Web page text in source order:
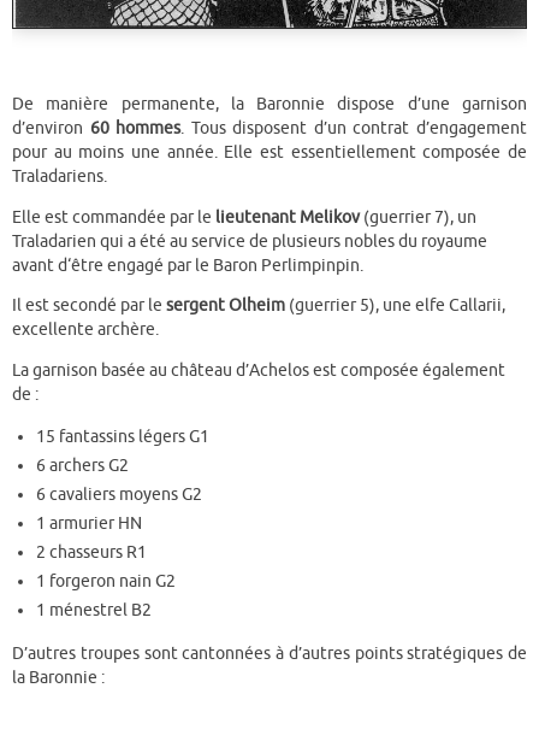
De manière permanente, la Baronnie dispose d’une garnison
d’environ 60 hommes. Tous disposent d’un contrat d’engagement
pour au moins une année. Elle est essentiellement composée de
Traladariens.
Elle est commandée par le lieutenant Melikov(guerrier 7), un
Traladarien qui a été au service de plusieurs nobles du royaume
avant d‘être engagé par le Baron Perlimpinpin.
Il est secondé par le sergent Olheim (guerrier 5), une elfe Callarii,
excellente archère.
La garnison basée au château d’Achelos est composée également
de :
15 fantassins légers G1
6 archers G2
6 cavaliers moyens G2
1 armurier HN
2 chasseurs R1
1 forgeron nain G2
1 ménestrel B2
D’autres troupes sont cantonnées à d’autres points stratégiques de
la Baronnie :